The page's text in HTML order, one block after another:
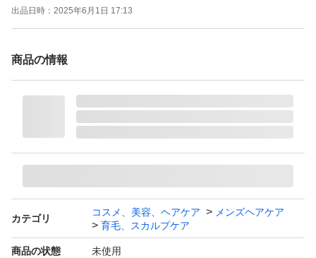
ユニット数 1.00 個
本商品は頭皮と髪に塗布するパックコンディショナー。素
早く馴染み浸透*します。シャンプー後の頭皮に潤いを与
えます。高級感のあるシトラスセレブリティーの香り。
浸透力*を追及。頭皮の奥*にアプローチし頭皮環境を整え
るために誕生したBARG-6*を配合。さらに、力強い髪へ
頭皮だけでなく毛髪にも着目。ハリコシ成分が外側から補
修し、髪にハリコシとボリュームを与えます。使うほど髪
のハリコシがよみがえります。
出品日時： 2025年6月1日 17:13
商品の情報
カテゴリ
コスメ、美容、ヘアケア
メンズヘアケア
育毛、スカルプケア
商品の状態 未使用